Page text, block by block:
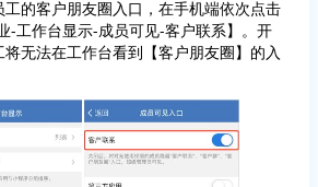
的客户朋友圈入口，在手机端依次点击
-工作台显示-成员可见-客户联系】。开
无法在工作台看到【客户朋友圈】的入